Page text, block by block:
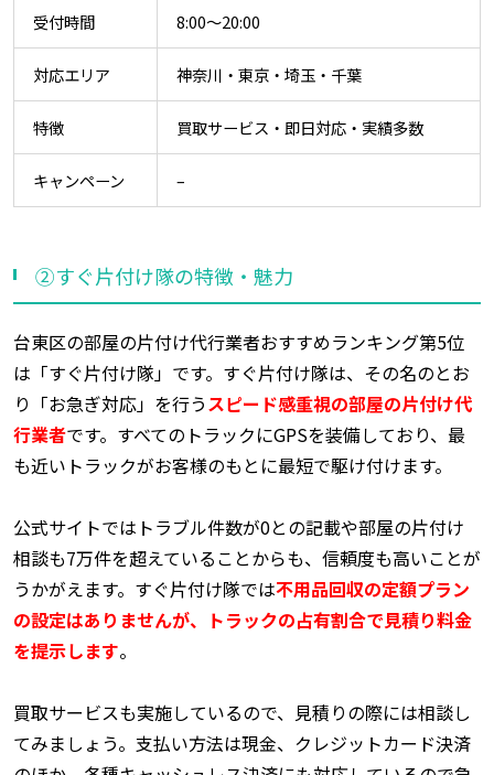
受付時間
8:00～20:00
対応エリア 神奈川・東京・埼玉・千葉
特徴 買取サービス・即日対応・実績多数
キャンペーン –
②すぐ片付け隊の特徴・魅力
台東区の部屋の片付け代行業者おすすめランキング第5位
は「すぐ片付け隊」です。すぐ片付け隊は、その名のとお
り「お急ぎ対応」を行うスピード感重視の部屋の片付け代
行業者です。すべてのトラックにGPSを装備しており、最
も近いトラックがお客様のもとに最短で駆け付けます。
公式サイトではトラブル件数が0との記載や部屋の片付け
相談も7万件を超えていることからも、信頼度も高いことが
うかがえます。すぐ片付け隊では不用品回収の定額プラン
の設定はありませんが、トラックの占有割合で見積り料金
を提示します。
買取サービスも実施しているので、見積りの際には相談し
てみましょう。支払い方法は現金、クレジットカード決済